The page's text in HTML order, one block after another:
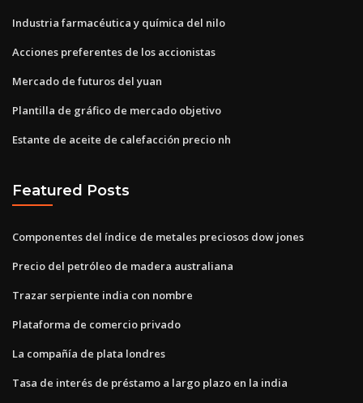
Industria farmacéutica y química del nilo
Acciones preferentes de los accionistas
Mercado de futuros del yuan
Plantilla de gráfico de mercado objetivo
Estante de aceite de calefacción precio nh
Featured Posts
Componentes del índice de metales preciosos dow jones
Precio del petróleo de madera australiana
Trazar serpiente india con nombre
Plataforma de comercio privado
La compañía de plata londres
Tasa de interés de préstamo a largo plazo en la india